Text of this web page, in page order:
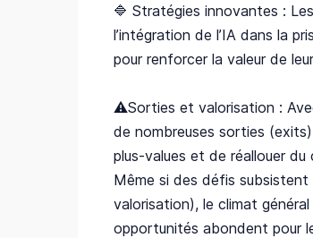
🔷 Stratégies innovantes :
l’intégration de l’IA dans la
pour renforcer la valeur de
⚠️Sorties et valorisation :
de nombreuses sorties
plus-values et de réallouer du
Même si des défis
valorisation), le climat
opportunités abondent pour